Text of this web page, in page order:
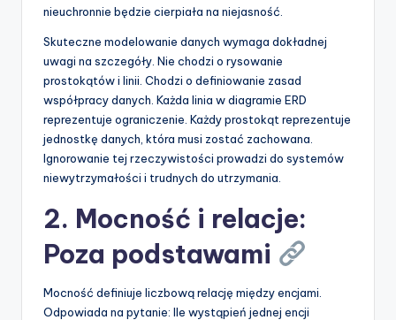
nieuchronnie będzie cierpiała na niejasność.
Skuteczne modelowanie danych wymaga dokładnej
uwagi na szczegóły. Nie chodzi o rysowanie
prostokątów i linii. Chodzi o definiowanie zasad
współpracy danych. Każda linia w diagramie ERD
reprezentuje ograniczenie. Każdy prostokąt reprezentuje
jednostkę danych, która musi zostać zachowana.
Ignorowanie tej rzeczywistości prowadzi do systemów
niewytrzymałości i trudnych do utrzymania.
2. Mocność i relacje:
Poza podstawami
Mocność definiuje liczbową relację między encjami.
Odpowiada na pytanie: Ile wystąpień jednej encji